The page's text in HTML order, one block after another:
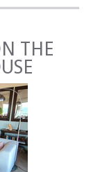
und
Grillplatz
zur
dem
Strand
THE